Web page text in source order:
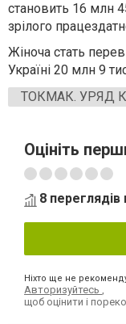
становить 16 млн
зрілого
Жіноча стать
Україні 20 млн 9
ТОКМАК. УРЯД
Оцініть
8 переглядів
Ніхто ще не
Авторизуйтесь
щоб оцінити і